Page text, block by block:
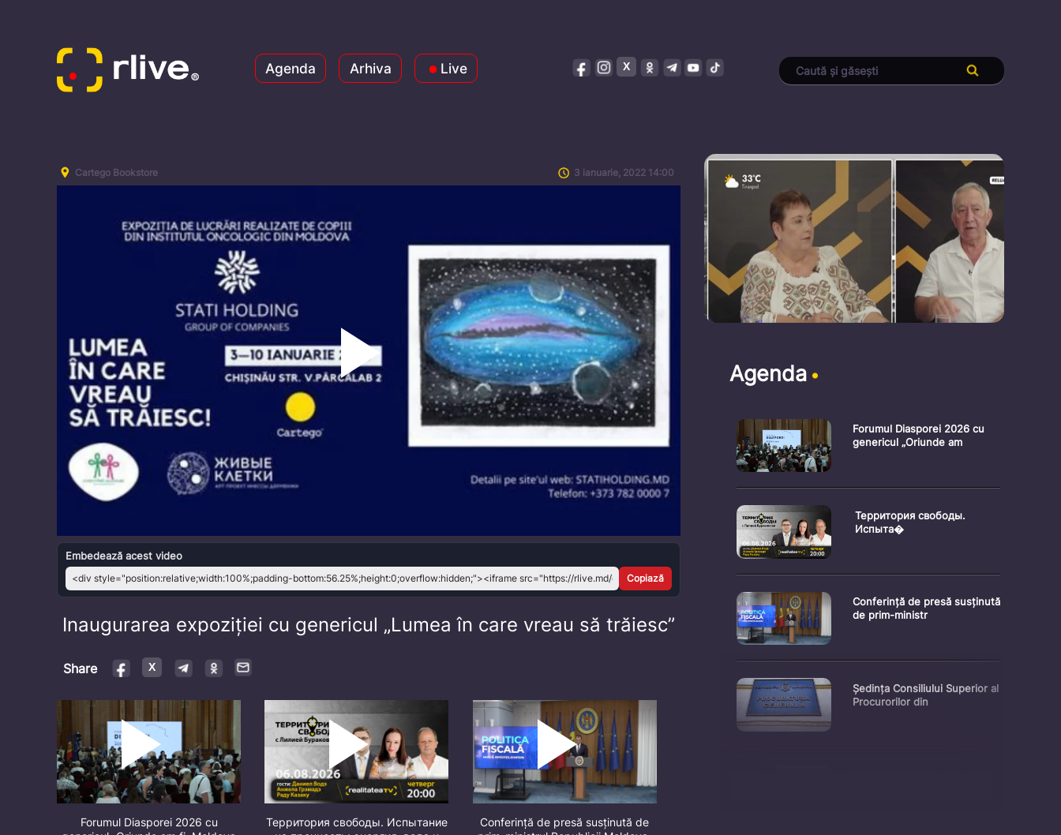
Agenda Arhiva Live
Cartego Bookstore 3 ianuarie, 2022 14:00
Play
Video
Embedează acest video
Copiază
Inaugurarea expoziției cu genericul „Lumea în care vreau să trăiesc”
Share
Forumul Diasporei 2026 cu
Территория свободы. Испытание
Conferință de presă susținută de
Agenda
Forumul Diasporei 2026 cu
genericul „Oriunde am
Территория свободы.
Испыта�
Conferință de presă susținută
de prim-ministr
Ședința Consiliului Superior al
Procurorilor din